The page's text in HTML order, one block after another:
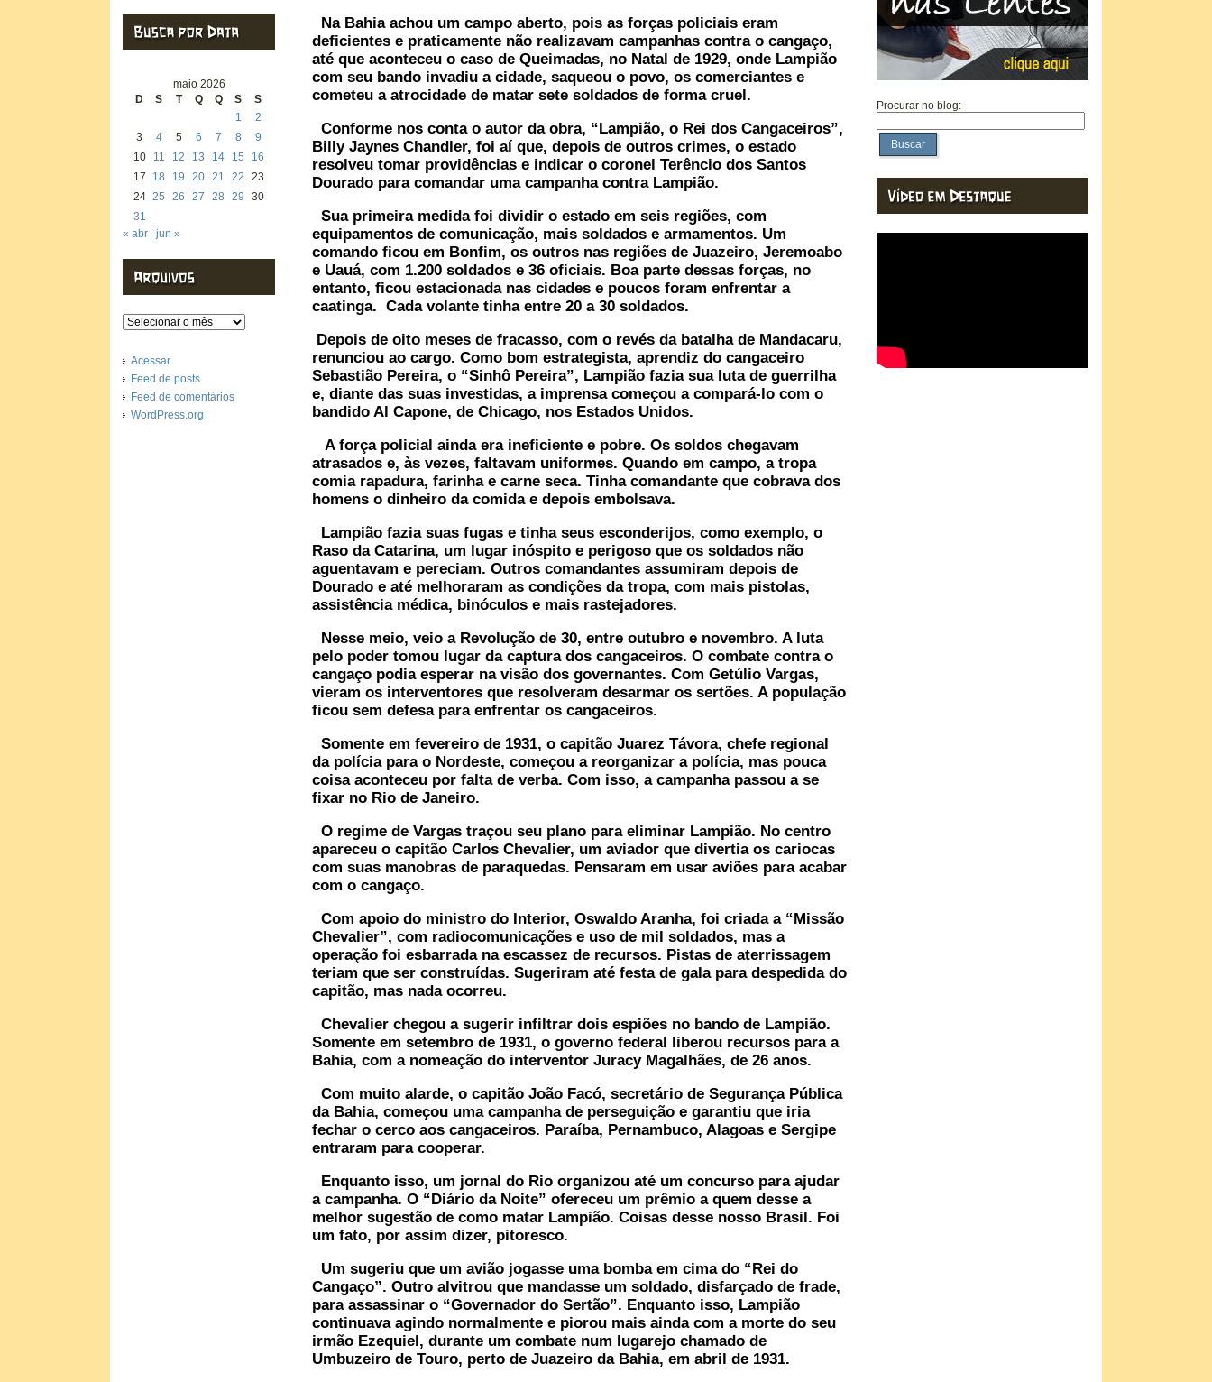
maio 2026
D
S T Q Q S
S
1
2
3
4 5 6 7 8
9
10
11 12 13 14 15
16
17
18 19 20 21 22
23
24 25 26 27 28 29
30
31
« abr
jun »
Arquivos
Acessar
Feed de posts
Feed de comentários
WordPress.org
Na Bahia achou um campo aberto, pois as forças policiais eram
deficientes e praticamente não realizavam campanhas contra o cangaço,
até que aconteceu o caso de Queimadas, no Natal de 1929, onde Lampião
com seu bando invadiu a cidade, saqueou o povo, os comerciantes e
cometeu a atrocidade de matar sete soldados de forma cruel.
Conforme nos conta o autor da obra, “Lampião, o Rei dos Cangaceiros”,
Billy Jaynes Chandler, foi aí que, depois de outros crimes, o estado
resolveu tomar providências e indicar o coronel Terêncio dos Santos
Dourado para comandar uma campanha contra Lampião.
Sua primeira medida foi dividir o estado em seis regiões, com
equipamentos de comunicação, mais soldados e armamentos. Um
comando ficou em Bonfim, os outros nas regiões de Juazeiro, Jeremoabo
e Uauá, com 1.200 soldados e 36 oficiais. Boa parte dessas forças, no
entanto, ficou estacionada nas cidades e poucos foram enfrentar a
caatinga. Cada volante tinha entre 20 a 30 soldados.
Depois de oito meses de fracasso, com o revés da batalha de Mandacaru,
renunciou ao cargo. Como bom estrategista, aprendiz do cangaceiro
Sebastião Pereira, o “Sinhô Pereira”, Lampião fazia sua luta de guerrilha
e, diante das suas investidas, a imprensa começou a compará-lo com o
bandido Al Capone, de Chicago, nos Estados Unidos.
A força policial ainda era ineficiente e pobre. Os soldos chegavam
atrasados e, às vezes, faltavam uniformes. Quando em campo, a tropa
comia rapadura, farinha e carne seca. Tinha comandante que cobrava dos
homens o dinheiro da comida e depois embolsava.
Lampião fazia suas fugas e tinha seus esconderijos, como exemplo, o
Raso da Catarina, um lugar inóspito e perigoso que os soldados não
aguentavam e pereciam. Outros comandantes assumiram depois de
Dourado e até melhoraram as condições da tropa, com mais pistolas,
assistência médica, binóculos e mais rastejadores.
Nesse meio, veio a Revolução de 30, entre outubro e novembro. A luta
pelo poder tomou lugar da captura dos cangaceiros. O combate contra o
cangaço podia esperar na visão dos governantes. Com Getúlio Vargas,
vieram os interventores que resolveram desarmar os sertões. A população
ficou sem defesa para enfrentar os cangaceiros.
Somente em fevereiro de 1931, o capitão Juarez Távora, chefe regional
da polícia para o Nordeste, começou a reorganizar a polícia, mas pouca
coisa aconteceu por falta de verba. Com isso, a campanha passou a se
fixar no Rio de Janeiro.
O regime de Vargas traçou seu plano para eliminar Lampião. No centro
apareceu o capitão Carlos Chevalier, um aviador que divertia os cariocas
com suas manobras de paraquedas. Pensaram em usar aviões para acabar
com o cangaço.
Com apoio do ministro do Interior, Oswaldo Aranha, foi criada a “Missão
Chevalier”, com radiocomunicações e uso de mil soldados, mas a
operação foi esbarrada na escassez de recursos. Pistas de aterrissagem
teriam que ser construídas. Sugeriram até festa de gala para despedida do
capitão, mas nada ocorreu.
Chevalier chegou a sugerir infiltrar dois espiões no bando de Lampião.
Somente em setembro de 1931, o governo federal liberou recursos para a
Bahia, com a nomeação do interventor Juracy Magalhães, de 26 anos.
Com muito alarde, o capitão João Facó, secretário de Segurança Pública
da Bahia, começou uma campanha de perseguição e garantiu que iria
fechar o cerco aos cangaceiros. Paraíba, Pernambuco, Alagoas e Sergipe
entraram para cooperar.
Enquanto isso, um jornal do Rio organizou até um concurso para ajudar
a campanha. O “Diário da Noite” ofereceu um prêmio a quem desse a
melhor sugestão de como matar Lampião. Coisas desse nosso Brasil. Foi
um fato, por assim dizer, pitoresco.
Um sugeriu que um avião jogasse uma bomba em cima do “Rei do
Cangaço”. Outro alvitrou que mandasse um soldado, disfarçado de frade,
para assassinar o “Governador do Sertão”. Enquanto isso, Lampião
continuava agindo normalmente e piorou mais ainda com a morte do seu
irmão Ezequiel, durante um combate num lugarejo chamado de
Umbuzeiro de Touro, perto de Juazeiro da Bahia, em abril de 1931.
Procurar no blog:
Buscar